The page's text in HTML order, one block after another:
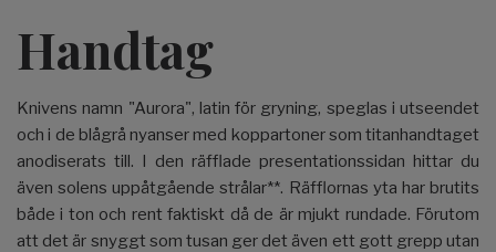
Handtag
Knivens namn "Aurora", latin för gryning, speglas i utseendet
och i de blågrå nyanser med koppartoner som titanhandtaget
anodiserats till. I den räfflade presentationssidan hittar du
även solens uppåtgående strålar**. Räfflornas yta har brutits
både i ton och rent faktiskt då de är mjukt rundade. Förutom
att det är snyggt som tusan ger det även ett gott grepp utan